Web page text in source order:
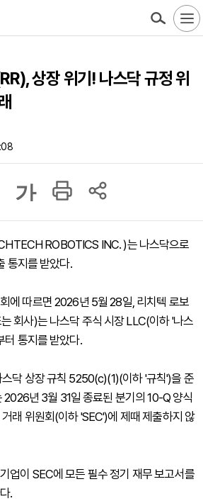
상장 위기! 나스닥 규정 위
가
ROBOTICS INC. )는 나스닥으로
통지를 받았다.
에 따르면 2026년 5월 28일, 리치텍 로보
회사)는 나스닥 주식 시장 LLC(이하 '나스
터 통지를 받았다.
닥 상장 규칙 5250(c)(1)(이하 '규칙')을 준
2026년 3월 31일 종료된 분기의 10-Q 양식
래 위원회(이하 'SEC')에 제때 제출하지 않
업이 SEC에 모든 필수 정기 재무 보고서를
.